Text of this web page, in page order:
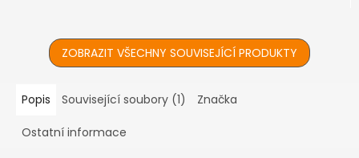
ZOBRAZIT VŠECHNY SOUVISEJÍCÍ PRODUKTY
Popis Související soubory (1) Značka
Ostatní informace